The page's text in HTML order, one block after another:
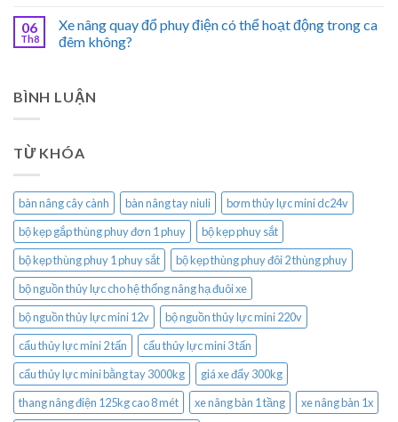
06
Th8
Xe nâng quay đổ phuy điện có thể hoạt động trong ca
đêm không?
BÌNH LUẬN
TỪ KHÓA
bàn nâng cây cành bàn nâng tay niuli
bơm thủy lực mini dc24v
bộ kẹp gắp thùng phuy đơn 1 phuy
bộ kẹp phuy sắt
bộ kẹp thùng phuy 1 phuy sắt
bộ kẹp thùng phuy đôi 2 thùng phuy
bộ nguồn thủy lực cho hệ thống nâng hạ đuôi xe
bộ nguồn thủy lực mini 12v
bộ nguồn thủy lực mini 220v
cẩu thủy lực mini 2 tấn
cẩu thủy lực mini 3 tấn
cẩu thủy lực mini bằng tay 3000kg
giá xe đẩy 300kg
thang nâng điện 125kg cao 8 mét
xe nâng bàn 1 tầng
xe nâng bàn 1x